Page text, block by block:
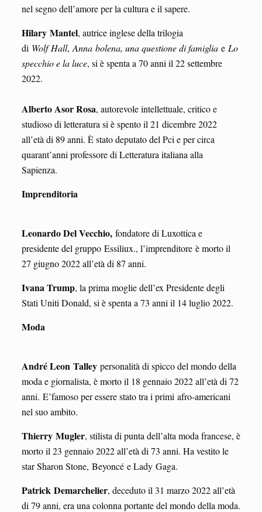
nel segno dell’amore per la cultura e il sapere.
Hilary Mantel, autrice inglese della trilogia
di WolfHall, Anna bolena, una questione di famigliae Lo
specchio e la luce, si è spenta a 70 anni il 22 settembre
2022.
Alberto Asor Rosa, autorevole intellettuale, critico e
studioso di letteratura si è spento il 21 dicembre 2022
all’età di 89 anni. È stato deputato del Pci e per circa
quarant’anni professore di Letteratura italiana alla
Sapienza.
Imprenditoria
Leonardo Del Vecchio,fondatore di Luxottica e
presidente del gruppo Essiliux., l’imprenditore è morto il
27 giugno 2022 all’età di 87 anni.
Ivana Trump, la prima moglie dell’ex Presidente degli
Stati Uniti Donald, si è spenta a 73 anni il 14 luglio 2022.
Moda
André Leon Talleypersonalità di spicco del mondo della
moda e giornalista, è morto il 18 gennaio 2022 all’età di 72
anni. E’famoso per essere stato tra i primi afro-americani
nel suo ambito.
Thierry Mugler, stilista di punta dell’alta moda francese, è
morto il 23 gennaio 2022 all’età di 73 anni. Ha vestito le
star Sharon Stone, Beyoncé e Lady Gaga.
Patrick Demarchelier, deceduto il 31 marzo 2022 all’età
di 79 anni, era una colonna portante del mondo della moda.